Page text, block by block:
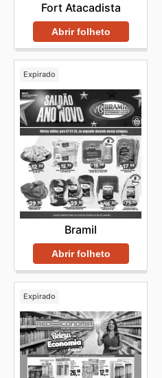
Fort Atacadista
Abrir folheto
Expirado
Bramil
Abrir folheto
Expirado